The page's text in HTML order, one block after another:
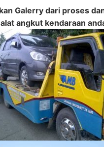
Galerry dari proses
angkut kendaraan